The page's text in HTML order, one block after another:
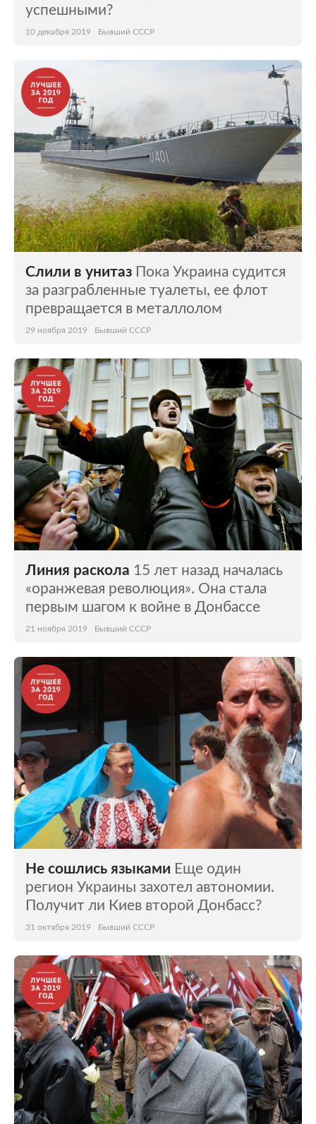
успешными?
10 декабря 2019 Бывший СССР
Слили в унитаз Пока Украина судится
за разграбленные туалеты, ее флот
превращается в металлолом
29 ноября 2019 Бывший СССР
Линия раскола 15 лет назад началась
«оранжевая революция». Она стала
первым шагом к войне в Донбассе
21 ноября 2019 Бывший СССР
Не сошлись языками Еще один
регион Украины захотел автономии.
Получит ли Киев второй Донбасс?
31 октября 2019 Бывший СССР